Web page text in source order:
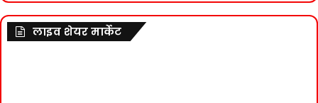
लाइव शेयर मार्केट